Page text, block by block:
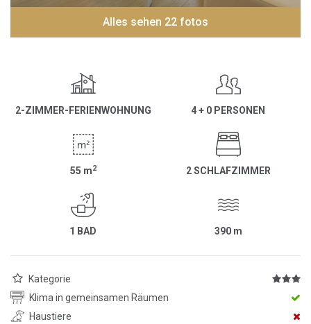
Alles sehen 22 fotos
2-ZIMMER-FERIENWOHNUNG 4 + 0 PERSONEN
55 m2 2 SCHLAFZIMMER
1 BAD 390 m
Kategorie
Klima in gemeinsamen Räumen
Haustiere